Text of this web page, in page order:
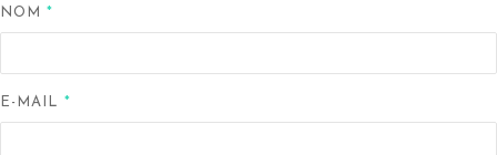
NOM *
E-MAIL *